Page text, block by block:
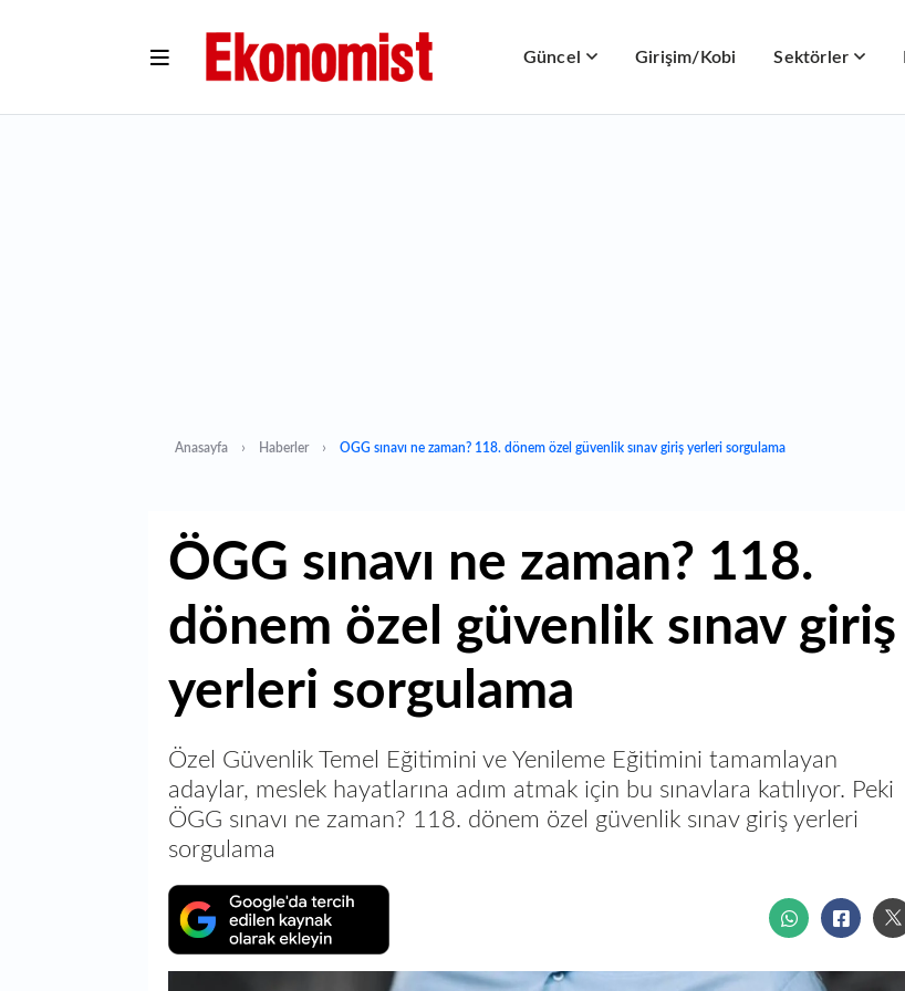
Güncel Girişim/Kobi Sektörler
Anasayfa Haberler ÖGG sınavı ne zaman? 118. dönem özel güvenlik sınav giriş yerleri sorgulama
ÖGG sınavı ne zaman? 118.
dönem özel güvenlik sınav giriş
yerleri sorgulama
Özel Güvenlik Temel Eğitimini ve Yenileme Eğitimini tamamlayan
adaylar, meslek hayatlarına adım atmak için bu sınavlara katılıyor. Peki
ÖGG sınavı ne zaman? 118. dönem özel güvenlik sınav giriş yerleri
sorgulama